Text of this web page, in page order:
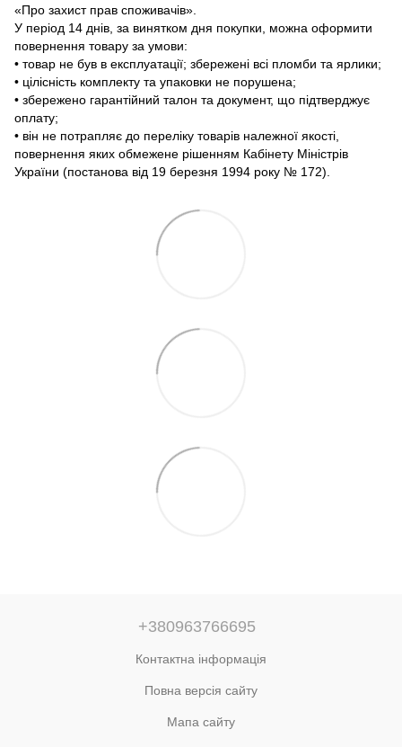
«Про захист прав споживачів».
У період 14 днів, за винятком дня покупки, можна оформити
повернення товару за умови:
• товар не був в експлуатації; збережені всі пломби та ярлики;
• цілісність комплекту та упаковки не порушена;
• збережено гарантійний талон та документ, що підтверджує
оплату;
• він не потрапляє до переліку товарів належної якості,
повернення яких обмежене рішенням Кабінету Міністрів
України (постанова від 19 березня 1994 року № 172).
+380963766695
Контактна інформація
Повна версія сайту
Мапа сайту